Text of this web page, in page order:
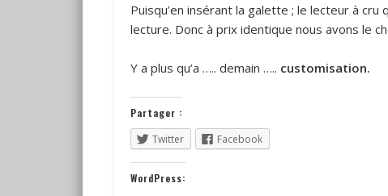
Puisqu’en insérant la galette ; le lecteur à
lecture. Donc à prix identique nous avons le
Y a plus qu’a ….. demain ….. customisation.
Partager :
Twitter
Facebook
WordPress: